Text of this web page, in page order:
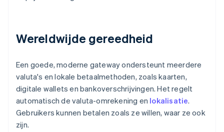
Wereldwijde gereedheid
Een goede, moderne gateway ondersteunt meerdere
valuta's en lokale betaalmethoden, zoals kaarten,
digitale wallets en bankoverschrijvingen. Het regelt
automatisch de valuta-omrekening en lokalisatie.
Gebruikers kunnen betalen zoals ze willen, waar ze ook
zijn.